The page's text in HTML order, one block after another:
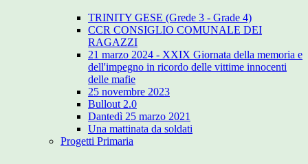
TRINITY GESE (Grede 3 - Grade 4)
CCR CONSIGLIO COMUNALE DEI
RAGAZZI
21 marzo 2024 - XXIX Giornata della memoria e
dell'impegno in ricordo delle vittime innocenti
delle mafie
25 novembre 2023
Bullout 2.0
Dantedì 25 marzo 2021
Una mattinata da soldati
Progetti Primaria